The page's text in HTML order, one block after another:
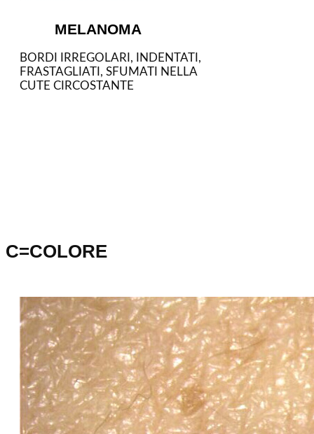
MELANOMA
BORDI IRREGOLARI, INDENTATI,
FRASTAGLIATI, SFUMATI NELLA
CUTE CIRCOSTANTE
C=COLORE